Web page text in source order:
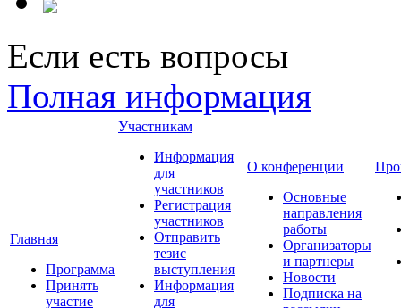
Если есть вопросы
Полная информация
Главная
Программа
Принять
участие
Участникам
Информация
для
участников
Регистрация
участников
Отправить
тезис
выступления
Информация
для
О конференции
Основные
направления
работы
Организаторы
и партнеры
Новости
Подписка на